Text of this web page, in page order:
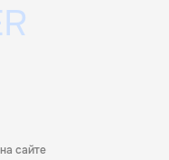
сайте